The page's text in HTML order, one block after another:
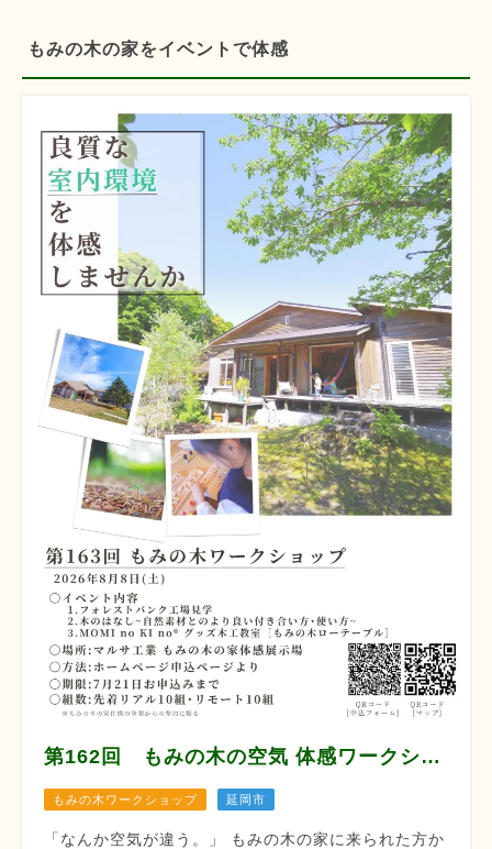
もみの木の家をイベントで体感
第162回 もみの木の空気 体感ワークショップ
もみの木ワークショップ 延岡市
「なんか空気が違う。」 もみの木の家に来られた方か